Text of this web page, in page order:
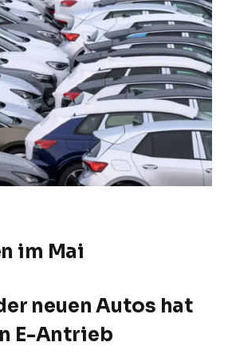
im Mai
neuen Autos hat
E-Antrieb